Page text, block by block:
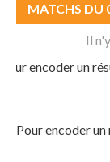
MATCHS DU
Il
Pour encoder un
Pour encoder